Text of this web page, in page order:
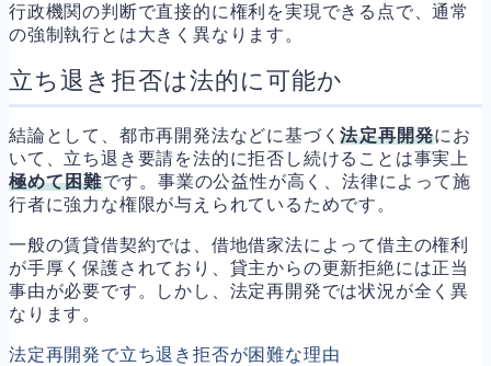
行政機関の判断で直接的に権利を実現できる点で、通常
の強制執行とは大きく異なります。
立ち退き拒否は法的に可能か
結論として、都市再開発法などに基づく法定再開発にお
いて、立ち退き要請を法的に拒否し続けることは事実上
極めて困難です。事業の公益性が高く、法律によって施
行者に強力な権限が与えられているためです。
一般の賃貸借契約では、借地借家法によって借主の権利
が手厚く保護されており、貸主からの更新拒絶には正当
事由が必要です。しかし、法定再開発では状況が全く異
なります。
法定再開発で立ち退き拒否が困難な理由